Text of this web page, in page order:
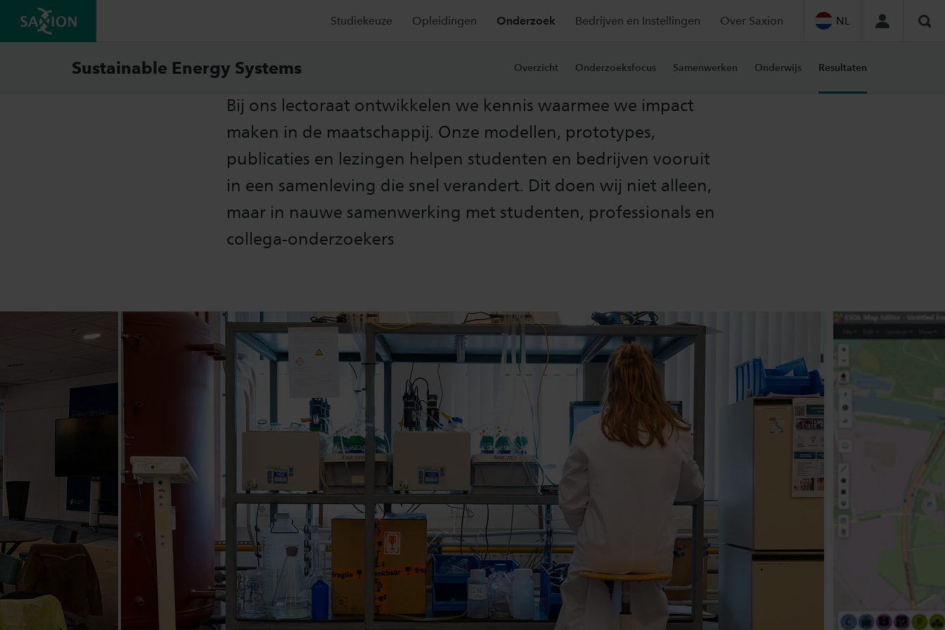
Studiekeuze Opleidingen Onderzoek Bedrijven en Instellingen Over Saxion NL
Sustainable Energy Systems Overzicht Onderzoeksfocus Samenwerken Onderwijs Resultaten
Resultaten van ons onderzoek
Bij ons lectoraat ontwikkelen we kennis waarmee we impact
maken in de maatschappij. Onze modellen, prototypes,
publicaties en lezingen helpen studenten en bedrijven vooruit
in een samenleving die snel verandert. Dit doen wij niet alleen,
maar in nauwe samenwerking met studenten, professionals en
collega-onderzoekers